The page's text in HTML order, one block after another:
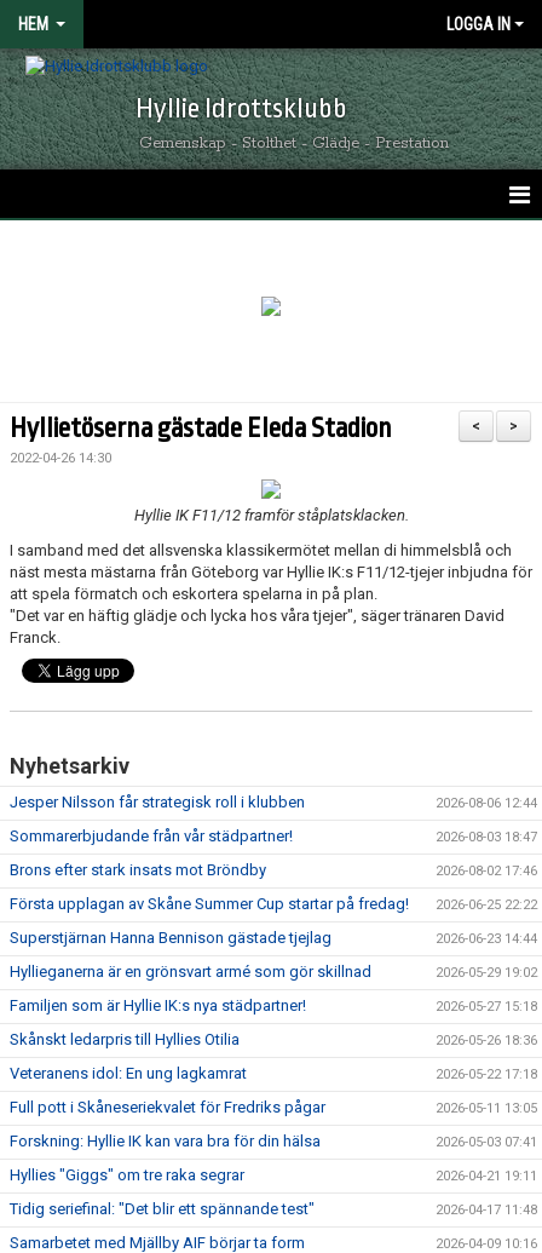
HEM LOGGA IN
Hyllie Idrottsklubb
Gemenskap - Stolthet - Glädje - Prestation
OM HYLLIE IK
KIOSKEN
SPONSORER
HYLLIEDAGEN
MEDLEMSKAP
>
<
Hyllietöserna gästade Eleda Stadion
2022-04-26 14:30
Hyllie IK F11/12 framför ståplatsklacken.
I samband med det allsvenska klassikermötet mellan di himmelsblå och
näst mesta mästarna från Göteborg var Hyllie IK:s F11/12-tjejer inbjudna för
att spela förmatch och eskortera spelarna in på plan.
"Det var en häftig glädje och lycka hos våra tjejer", säger tränaren David
Franck.
Nyhetsarkiv
Jesper Nilsson får strategisk roll i klubben 2026-08-06 12:44
Sommarerbjudande från vår städpartner! 2026-08-03 18:47
Brons efter stark insats mot Bröndby 2026-08-02 17:46
Första upplagan av Skåne Summer Cup startar på fredag! 2026-06-25 22:22
Superstjärnan Hanna Bennison gästade tjejlag 2026-06-23 14:44
Hyllieganerna är en grönsvart armé som gör skillnad 2026-05-29 19:02
Familjen som är Hyllie IK:s nya städpartner! 2026-05-27 15:18
Skånskt ledarpris till Hyllies Otilia 2026-05-26 18:36
Veteranens idol: En ung lagkamrat 2026-05-22 17:18
Full pott i Skåneseriekvalet för Fredriks pågar 2026-05-11 13:05
Forskning: Hyllie IK kan vara bra för din hälsa 2026-05-03 07:41
Hyllies "Giggs" om tre raka segrar 2026-04-21 19:11
Tidig seriefinal: "Det blir ett spännande test" 2026-04-17 11:48
Samarbetet med Mjällby AIF börjar ta form 2026-04-09 10:16